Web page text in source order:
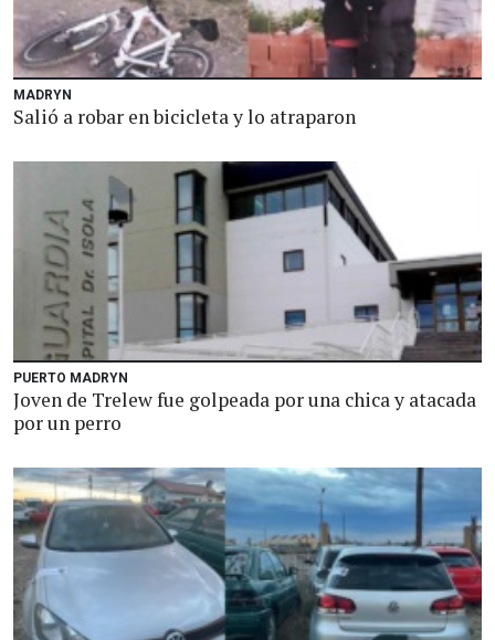
MADRYN
Salió a robar en bicicleta y lo atraparon
PUERTO MADRYN
Joven de Trelew fue golpeada por una chica y atacada
por un perro